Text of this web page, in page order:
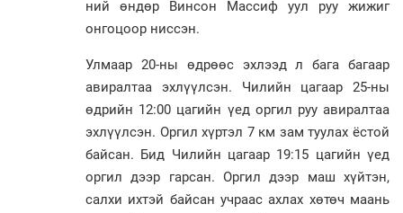
ний өндөр Винсон Массиф уул руу жижиг
онгоцоор ниссэн.
Улмаар 20-ны өдрөөс эхлээд л бага багаар
авиралтаа эхлүүлсэн. Чилийн цагаар 25-ны
өдрийн 12:00 цагийн үед оргил руу авиралтаа
эхлүүлсэн. Оргил хүртэл 7 км зам туулах ёстой
байсан. Бид Чилийн цагаар 19:15 цагийн үед
оргил дээр гарсан. Оргил дээр маш хүйтэн,
салхи ихтэй байсан учраас ахлах хөтөч маань